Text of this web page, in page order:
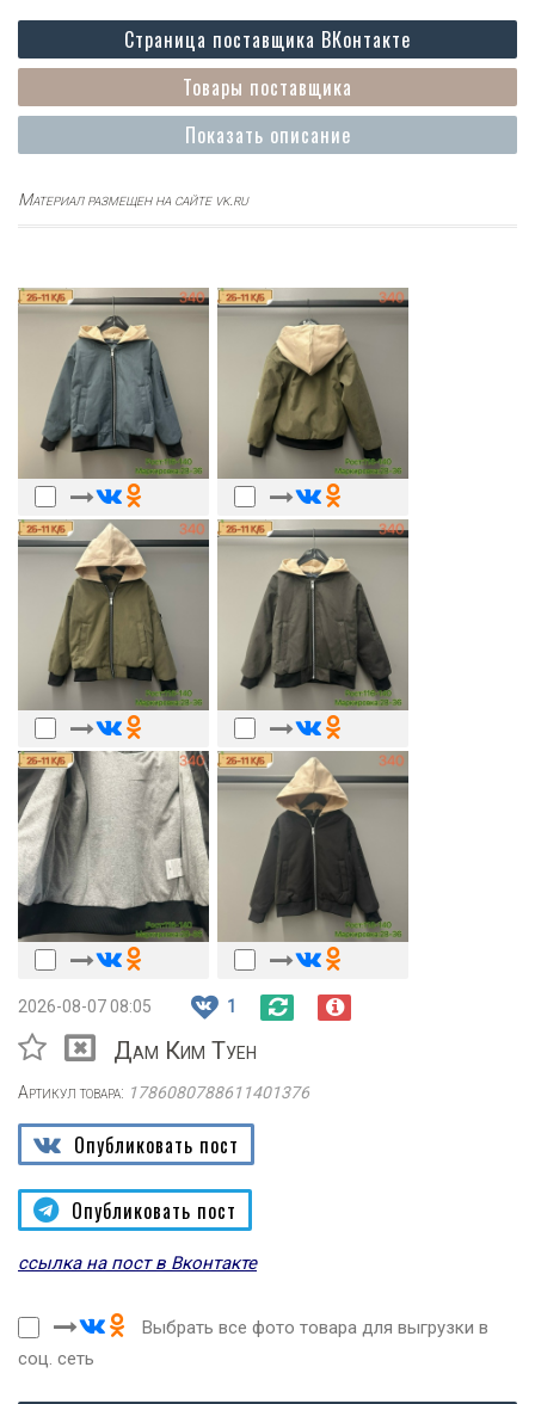
Показать описание
Товары поставщика
Страница поставщика ВКонтакте
Материал размещен на сайте vk.ru
2026-08-07 08:05 1
Дам Ким Туен
Артикул товара: 1786080788611401376
Опубликовать пост
Опубликовать пост
ссылка на пост в Вконтакте
Выбрать все фото товара для выгрузки в
соц. сеть